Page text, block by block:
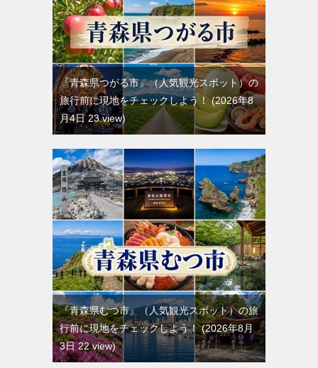
『青森県つがる市』（人気観光スポット）の
旅行前に現地をチェックしよう！ 2026年8
月4日 23 view
『青森県むつ市』（人気観光スポット）の旅
行前に現地をチェックしよう！ 2026年8月
3日 22 view